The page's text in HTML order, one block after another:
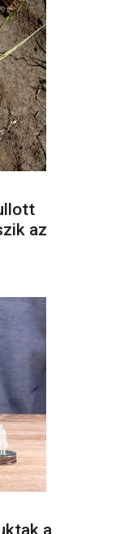
az